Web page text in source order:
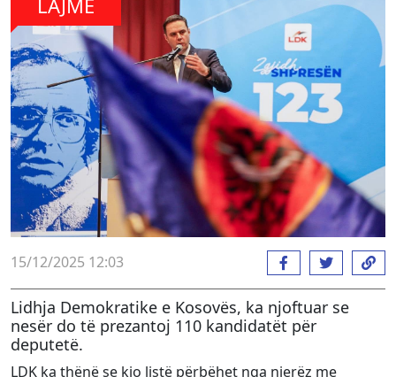
LAJME
15/12/2025 12:03
Lidhja Demokratike e Kosovës, ka njoftuar se
nesër do të prezantoj 110 kandidatët për
deputetë.
LDK ka thënë se kjo listë përbëhet nga njerëz me